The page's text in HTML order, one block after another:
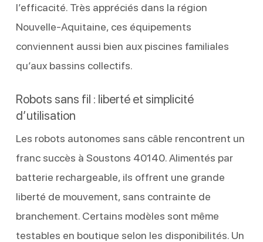
l’efficacité. Très appréciés dans la région
Nouvelle-Aquitaine, ces équipements
conviennent aussi bien aux piscines familiales
qu’aux bassins collectifs.
Robots sans fil : liberté et simplicité
d’utilisation
Les robots autonomes sans câble rencontrent un
franc succès à Soustons 40140. Alimentés par
batterie rechargeable, ils offrent une grande
liberté de mouvement, sans contrainte de
branchement. Certains modèles sont même
testables en boutique selon les disponibilités. Un